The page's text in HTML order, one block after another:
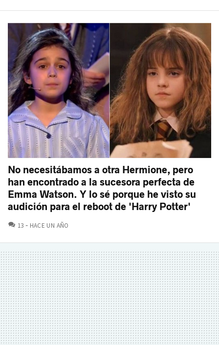
No necesitábamos a otra Hermione, pero
han encontrado a la sucesora perfecta de
Emma Watson. Y lo sé porque he visto su
audición para el reboot de 'Harry Potter'
13 COMENTARIOS
HACE UN AÑO